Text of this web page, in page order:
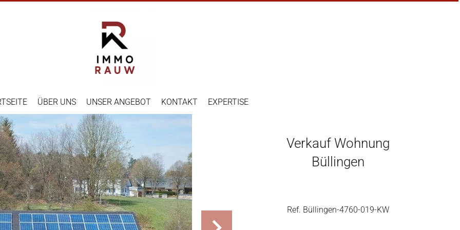
ÜBER UNS UNSER ANGEBOT KONTAKT EXPERTISE
Verkauf Wohnung
Büllingen
Ref. Büllingen-4760-019-KW